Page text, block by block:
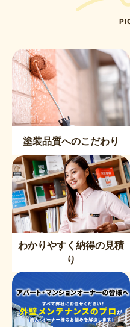
塗装品質へのこだわり
わかりやすく納得の見積
り